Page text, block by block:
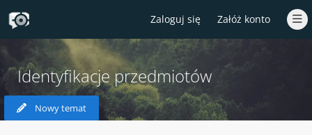
Zaloguj się Załóż konto
Identyfikacje przedmiotów
Nowy temat